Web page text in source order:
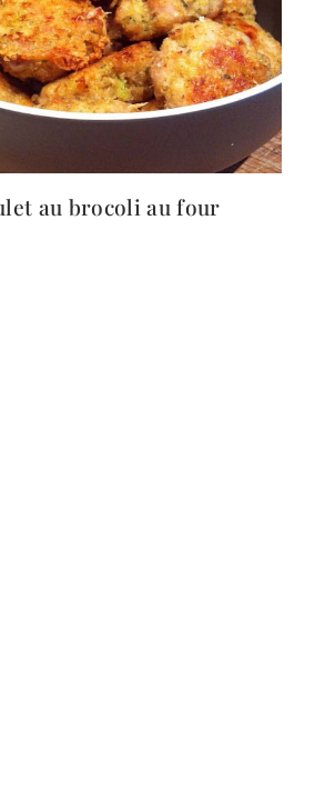
au brocoli au four